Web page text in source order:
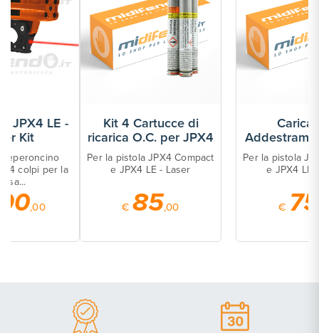
Kit 4 Cartucce di
ricarica O.C. per JPX4
Per la pistola JPX4 Compact
e JPX4 LE - Laser
Addestramento JPX4
Per la pistola JPX4 Compact
e JPX4 LE - Laser